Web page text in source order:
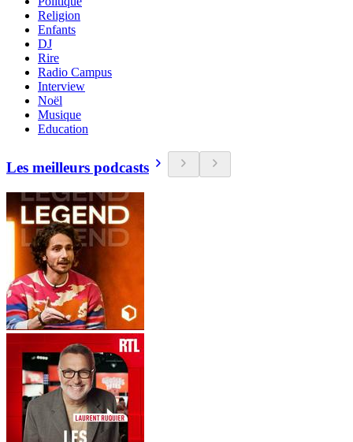
Religion
Enfants
DJ
Rire
Radio Campus
Interview
Noël
Musique
Education
Les meilleurs podcasts